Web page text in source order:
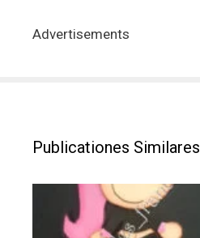
Advertisements
Publicationes Similares